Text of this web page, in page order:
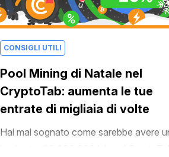
CONSIGLI UTILI
Pool Mining di Natale nel
CryptoTab: aumenta le tue
entrate di migliaia di volte
Hai mai sognato come sarebbe avere